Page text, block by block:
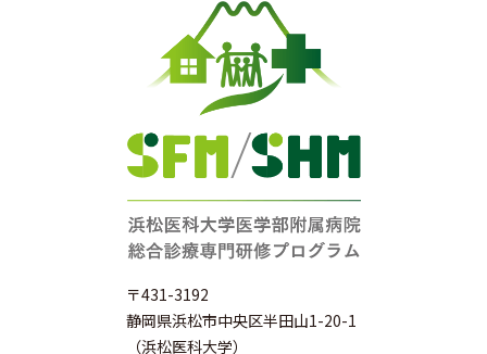
〒431-3192
静岡県浜松市中央区半田山1-20-1
（浜松医科大学）